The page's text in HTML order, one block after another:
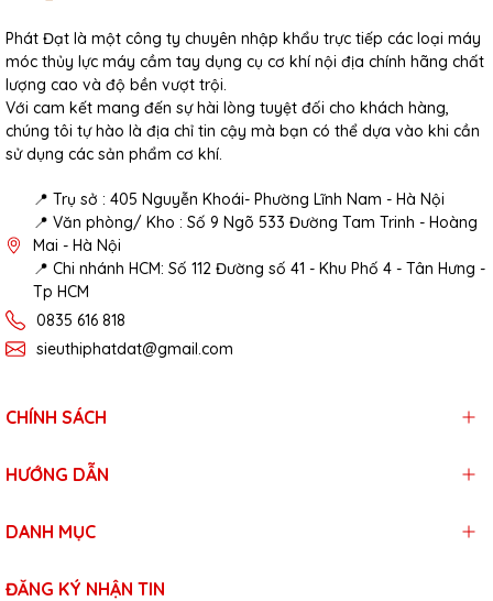
Phát Đạt là một công ty chuyên nhập khẩu trực tiếp các loại máy
móc thủy lực máy cầm tay dụng cụ cơ khí nội địa chính hãng chất
lượng cao và độ bền vượt trội.
Với cam kết mang đến sự hài lòng tuyệt đối cho khách hàng,
chúng tôi tự hào là địa chỉ tin cậy mà bạn có thể dựa vào khi cần
sử dụng các sản phẩm cơ khí.
📍 Trụ sở : 405 Nguyễn Khoái- Phường Lĩnh Nam - Hà Nội
📍 Văn phòng/ Kho : Số 9 Ngõ 533 Đường Tam Trinh - Hoàng
Mai - Hà Nội
📍 Chi nhánh HCM: Số 112 Đường số 41 - Khu Phố 4 - Tân Hưng -
Tp HCM
0835 616 818
sieuthiphatdat@gmail.com
CHÍNH SÁCH
HƯỚNG DẪN
DANH MỤC
ĐĂNG KÝ NHẬN TIN